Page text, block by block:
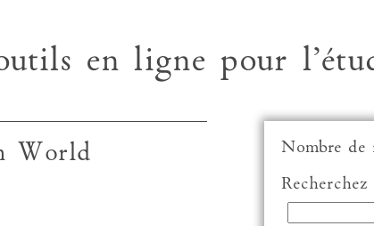
en ligne pour
World
Nombre de